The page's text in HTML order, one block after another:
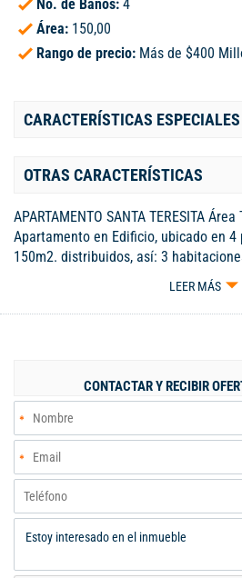
No. de Baños: 4
Área: 150,00
Rango de precio: Más de $400
CARACTERÍSTICAS ESPECIALES
OTRAS CARACTERÍSTICAS
APARTAMENTO SANTA TERESITA
Apartamento en Edificio, ubicado en 4
150m2. distribuidos, así: 3
empleada, cocina integral, salón,
sin vecinos, lindos acabados. Amplios
cobertura total. Recepción 24 horas
000.oo Inversión: 920 Millones
LEER MÁS
CONTACTAR Y RECIBIR